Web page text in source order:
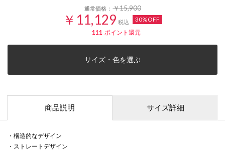
通常価格：￥15,900
￥11,129 税込 30%OFF
111 ポイント還元
サイズ・色を選ぶ
商品説明 サイズ詳細
・構造的なデザイン
・ストレートデザイン